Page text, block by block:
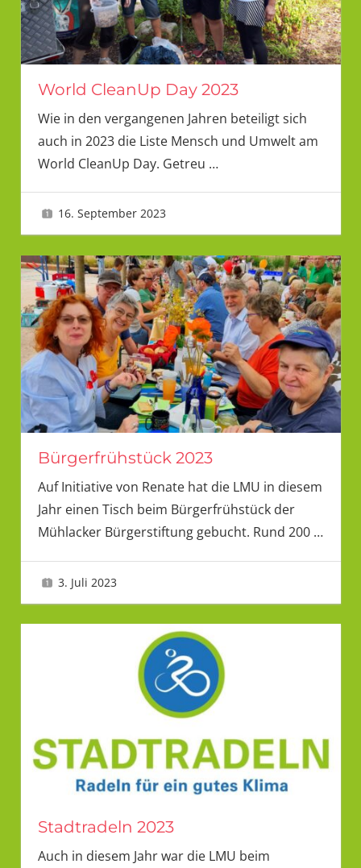
World CleanUp Day 2023
Wie in den vergangenen Jahren beteiligt sich
auch in 2023 die Liste Mensch und Umwelt am
World CleanUp Day. Getreu …
16. September 2023
Bürgerfrühstück 2023
Auf Initiative von Renate hat die LMU in diesem
Jahr einen Tisch beim Bürgerfrühstück der
Mühlacker Bürgerstiftung gebucht. Rund 200 …
3. Juli 2023
Stadtradeln 2023
Auch in diesem Jahr war die LMU beim